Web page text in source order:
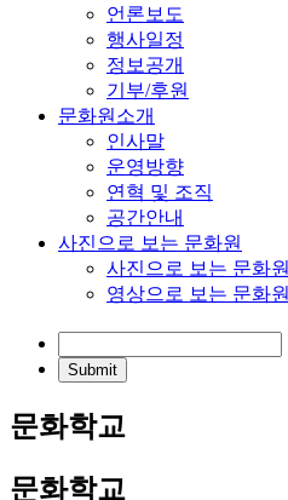
언론보도
행사일정
정보공개
기부/후원
문화원소개
인사말
운영방향
연혁 및 조직
공간안내
사진으로 보는 문화원
사진으로 보는 문화원
영상으로 보는 문화원
문화학교
문화학교